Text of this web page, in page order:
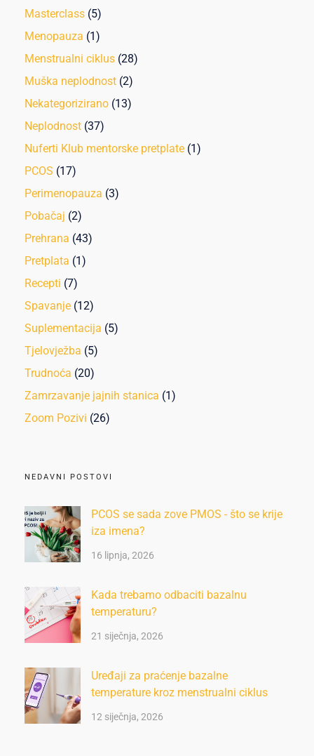
Masterclass (5)
Menopauza (1)
Menstrualni ciklus (28)
Muška neplodnost (2)
Nekategorizirano (13)
Neplodnost (37)
Nuferti Klub mentorske pretplate (1)
PCOS (17)
Perimenopauza (3)
Pobačaj (2)
Prehrana (43)
Pretplata (1)
Recepti (7)
Spavanje (12)
Suplementacija (5)
Tjelovježba (5)
Trudnoća (20)
Zamrzavanje jajnih stanica (1)
Zoom Pozivi (26)
NEDAVNI POSTOVI
PCOS se sada zove PMOS - što se krije
iza imena?
16 lipnja, 2026
Kada trebamo odbaciti bazalnu
temperaturu?
21 siječnja, 2026
Uređaji za praćenje bazalne
temperature kroz menstrualni ciklus
12 siječnja, 2026